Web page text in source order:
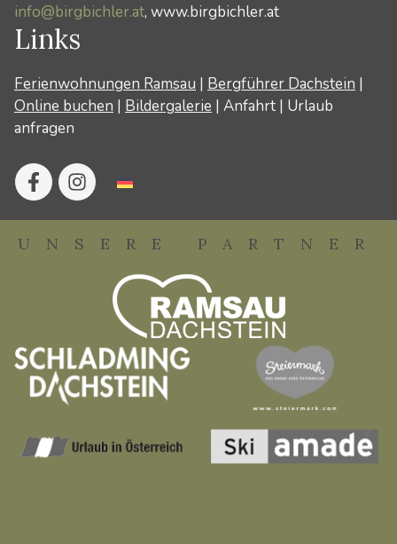
info@birgbichler.at, www.birgbichler.at
Links
Ferienwohnungen Ramsau | Bergführer Dachstein |
Online buchen | Bildergalerie | Anfahrt | Urlaub
anfragen
UNSERE PARTNER